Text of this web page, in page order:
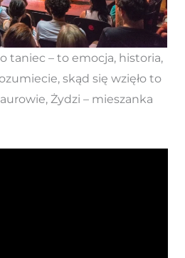
taniec – to emocja, historia,
skąd się wzięło to
Żydzi – mieszanka